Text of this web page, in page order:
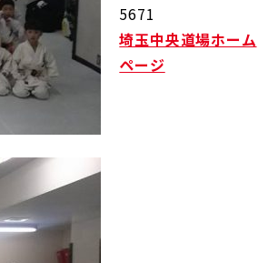
5671
埼玉中央道場ホーム
ページ